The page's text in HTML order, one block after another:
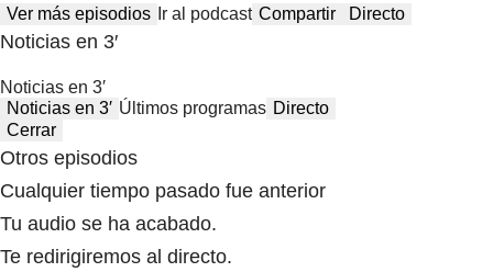
Ver más episodios Ir al podcast Compartir Directo
Noticias en 3′
Noticias en 3′
Noticias en 3′ Últimos programas Directo
Cerrar
Otros episodios
Cualquier tiempo pasado fue anterior
Tu audio se ha acabado.
Te redirigiremos al directo.